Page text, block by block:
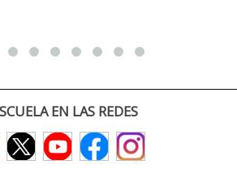
EN LAS REDES